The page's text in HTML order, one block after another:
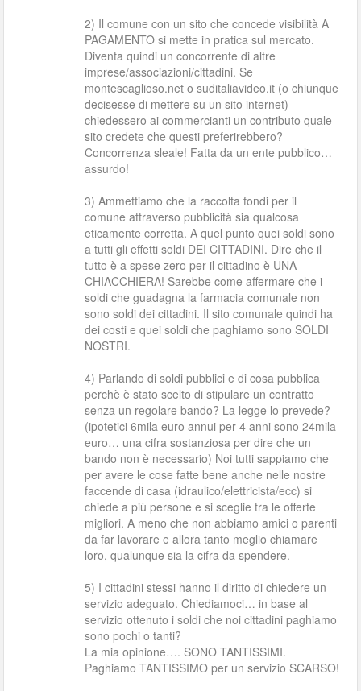
2) Il comune con un sito che concede visibilità A
PAGAMENTO si mette in pratica sul mercato.
Diventa quindi un concorrente di altre
imprese/associazioni/cittadini. Se
montescaglioso.net o suditaliavideo.it (o chiunque
decisesse di mettere su un sito internet)
chiedessero ai commercianti un contributo quale
sito credete che questi preferirebbero?
Concorrenza sleale! Fatta da un ente pubblico…
assurdo!
3) Ammettiamo che la raccolta fondi per il
comune attraverso pubblicità sia qualcosa
eticamente corretta. A quel punto quei soldi sono
a tutti gli effetti soldi DEI CITTADINI. Dire che il
tutto è a spese zero per il cittadino è UNA
CHIACCHIERA! Sarebbe come affermare che i
soldi che guadagna la farmacia comunale non
sono soldi dei cittadini. Il sito comunale quindi ha
dei costi e quei soldi che paghiamo sono SOLDI
NOSTRI.
4) Parlando di soldi pubblici e di cosa pubblica
perchè è stato scelto di stipulare un contratto
senza un regolare bando? La legge lo prevede?
(ipotetici 6mila euro annui per 4 anni sono 24mila
euro… una cifra sostanziosa per dire che un
bando non è necessario) Noi tutti sappiamo che
per avere le cose fatte bene anche nelle nostre
faccende di casa (idraulico/elettricista/ecc) si
chiede a più persone e si sceglie tra le offerte
migliori. A meno che non abbiamo amici o parenti
da far lavorare e allora tanto meglio chiamare
loro, qualunque sia la cifra da spendere.
5) I cittadini stessi hanno il diritto di chiedere un
servizio adeguato. Chiediamoci… in base al
servizio ottenuto i soldi che noi cittadini paghiamo
sono pochi o tanti?
La mia opinione…. SONO TANTISSIMI.
Paghiamo TANTISSIMO per un servizio SCARSO!